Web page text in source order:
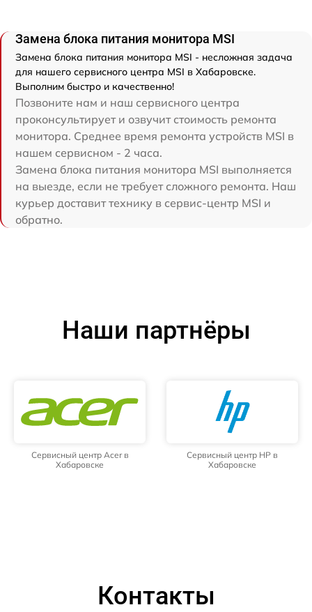
Замена блока питания монитора MSI
Замена блока питания монитора MSI - несложная задача
для нашего сервисного центра MSI в Хабаровске.
Выполним быстро и качественно!
Позвоните нам и наш сервисного центра
проконсультирует и озвучит стоимость ремонта
монитора. Среднее время ремонта устройств MSI в
нашем сервисном - 2 часа.
Замена блока питания монитора MSI выполняется
на выезде, если не требует сложного ремонта. Наш
курьер доставит технику в сервис-центр MSI и
обратно.
Наши партнёры
Сервисный центр Acer в
Хабаровске
Сервисный центр HP в
Хабаровске
Контакты